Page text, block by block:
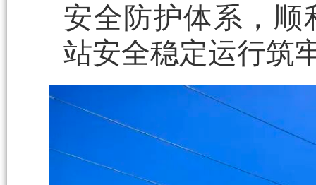
安全防护体系，顺
站安全稳定运行筑